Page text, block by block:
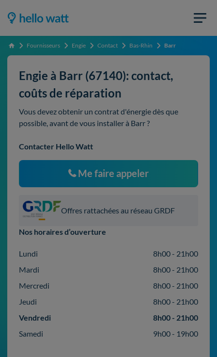
Accueil Fournisseurs Engie Contact Bas-Rhin Barr
Engie à Barr (67140): contact,
coûts de réparation
Vous devez obtenir un contrat d'énergie dès que
possible, avant de vous installer à Barr ?
Contacter Hello Watt
Me faire appeler
Offres rattachées au réseau GRDF
Nos horaires d’ouverture
Lundi
8h00 - 21h00
Mardi
8h00 - 21h00
Mercredi
8h00 - 21h00
Jeudi
8h00 - 21h00
Vendredi
8h00 - 21h00
Samedi
9h00 - 19h00